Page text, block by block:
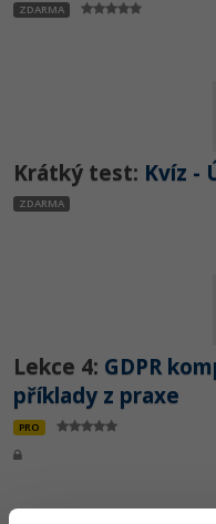
ZDARMA
Krátký test: Kvíz -
ZDARMA
Lekce 4: GDPR
příklady z praxe
PRO